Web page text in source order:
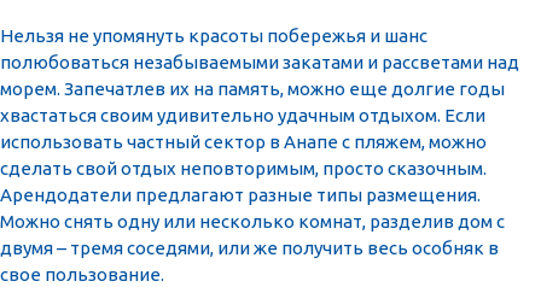
Нельзя не упомянуть красоты побережья и шанс
полюбоваться незабываемыми закатами и рассветами над
морем. Запечатлев их на память, можно еще долгие годы
хвастаться своим удивительно удачным отдыхом. Если
использовать частный сектор в Анапе с пляжем, можно
сделать свой отдых неповторимым, просто сказочным.
Арендодатели предлагают разные типы размещения.
Можно снять одну или несколько комнат, разделив дом с
двумя – тремя соседями, или же получить весь особняк в
свое пользование.